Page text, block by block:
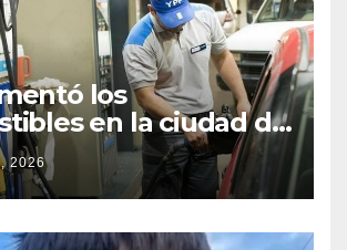
los
en la ciudad de
la nafta súper
$2.100 y llenar el
más de
2026